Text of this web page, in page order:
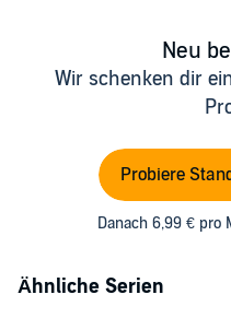
Neu
Wir schenken dir
Probiere
Danach 6,99 € pro
Ähnliche Serien